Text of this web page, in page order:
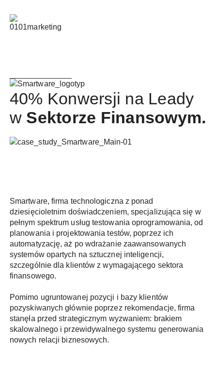
40% Konwersji na Leady
w Sektorze Finansowym.
Smartware, firma technologiczna z ponad
dziesięcioletnim doświadczeniem, specjalizująca się w
pełnym spektrum usług testowania oprogramowania, od
planowania i projektowania testów, poprzez ich
automatyzację, aż po wdrażanie zaawansowanych
systemów opartych na sztucznej inteligencji,
szczególnie dla klientów z wymagającego sektora
finansowego.
Pomimo ugruntowanej pozycji i bazy klientów
pozyskiwanych głównie poprzez rekomendacje, firma
stanęła przed strategicznym wyzwaniem: brakiem
skalowalnego i przewidywalnego systemu generowania
nowych relacji biznesowych.